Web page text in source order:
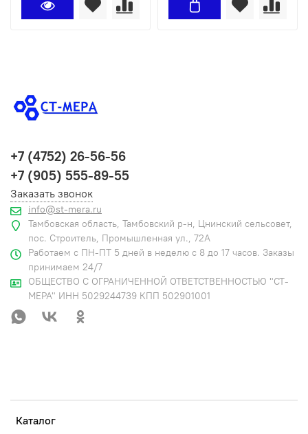
Каталог
+7 (4752) 26-56-56
+7 (905) 555-89-55
Заказать звонок
info@st-mera.ru
Тамбовская область, Тамбовский р-н, Цнинский сельсовет,
пос. Строитель, Промышленная ул., 72А
Работаем с ПН-ПТ 5 дней в неделю с 8 до 17 часов. Заказы
принимаем 24/7
ОБЩЕСТВО С ОГРАНИЧЕННОЙ ОТВЕТСТВЕННОСТЬЮ "СТ-
МЕРА" ИНН 5029244739 КПП 502901001